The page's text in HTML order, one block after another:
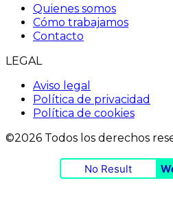
Quienes somos
Cómo trabajamos
Contacto
LEGAL
Aviso legal
Política de privacidad
Política de cookies
©2026 Todos los derechos
No Result